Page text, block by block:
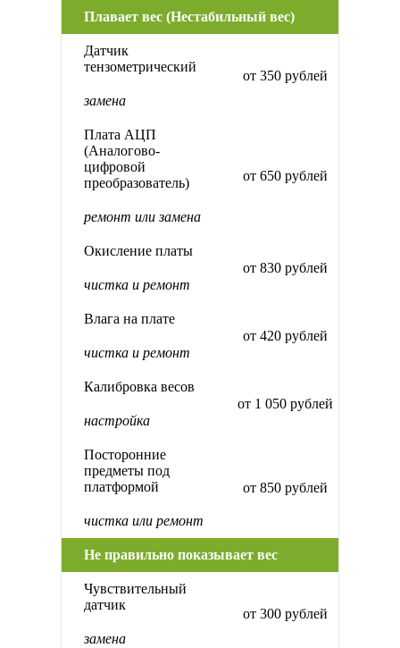
Плавает вес (Нестабильный вес)
Датчик
тензометрический
замена
от 350 рублей
Плата АЦП
(Аналогово-
цифровой
преобразователь)
ремонт или замена
от 650 рублей
Окисление платы
чистка и ремонт
от 830 рублей
Влага на плате
чистка и ремонт
от 420 рублей
Калибровка весов
настройка
от 1 050 рублей
Посторонние
предметы под
платформой
чистка или ремонт
от 850 рублей
Не правильно показывает вес
Чувствительный
датчик
замена
от 300 рублей